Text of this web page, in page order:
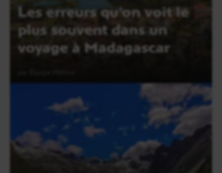
Les erreurs qu'on voit le
plus souvent dans un
voyage à Madagascar
Lire l'article